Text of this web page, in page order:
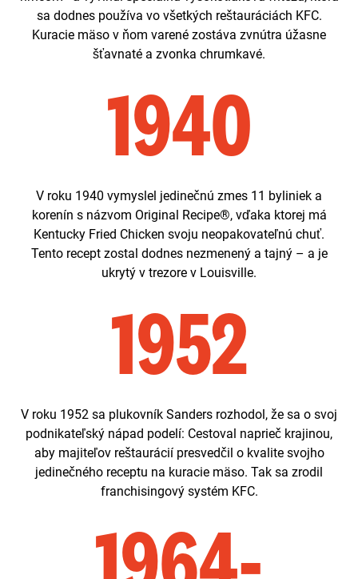
sa dodnes používa vo všetkých reštauráciách KFC.
Kuracie mäso v ňom varené zostáva zvnútra úžasne
šťavnaté a zvonka chrumkavé.
1940
V roku 1940 vymyslel jedinečnú zmes 11 byliniek a
korenín s názvom Original Recipe®, vďaka ktorej má
Kentucky Fried Chicken svoju neopakovateľnú chuť.
Tento recept zostal dodnes nezmenený a tajný – a je
ukrytý v trezore v Louisville.
1952
V roku 1952 sa plukovník Sanders rozhodol, že sa o svoj
podnikateľský nápad podelí: Cestoval naprieč krajinou,
aby majiteľov reštaurácií presvedčil o kvalite svojho
jedinečného receptu na kuracie mäso. Tak sa zrodil
franchisingový systém KFC.